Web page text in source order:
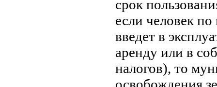
срок
если человек
введет в
аренду или в
налогов), то